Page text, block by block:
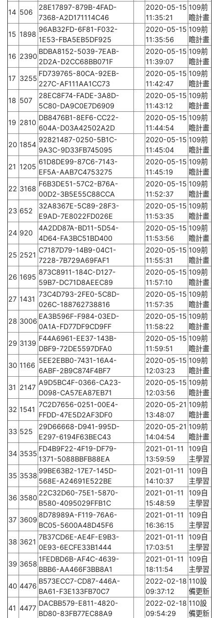
14 506
28E17897-879B-4FAD-
7368-A2D171114C46
2020-05-15
11:35:21
109前
瞻計畫
15 1898
96AB32FD-6F81-F032-
1E53-FBA5EB5DF925
2020-05-15
11:35:56
109前
瞻計畫
16 2390
BDBA8152-5039-7EAB-
2D2A-D2CC68BB071F
2020-05-15
11:39:07
109前
瞻計畫
17 3255
FD739765-80CA-92EB-
227C-AF111AA1CC73
2020-05-15
11:42:47
109前
瞻計畫
18 507
28EC8F74-FADE-3A8D-
5C80-DA9C0E7D6909
2020-05-15
11:43:12
109前
瞻計畫
19 2810
DB8476B1-8EF6-CC22-
604A-D03A42502A2D
2020-05-15
11:44:54
109前
瞻計畫
20 1854
92821487-0250-5B1C-
9A3C-9D33FB745095
2020-05-15
11:45:04
109前
瞻計畫
21 1205
61D8DE99-87C6-7143-
EF5A-AAB7C4753275
2020-05-15
11:45:19
109前
瞻計畫
22 3168
F6B3DE51-57C2-B76A-
00D2-3B5E55C88CCA
2020-05-15
11:52:37
109前
瞻計畫
23 652
32A8367E-5C89-28F3-
E9AD-7E8022FD026E
2020-05-15
11:53:35
109前
瞻計畫
24 920
4A2DD87A-BD11-5D54-
4D64-FA3BC51BD400
2020-05-15
11:53:56
109前
瞻計畫
25 2521
C7187D79-14B9-04C1-
7228-7B729A69FAF1
2020-05-15
11:55:31
109前
瞻計畫
26 1695
873C8911-184C-D127-
59B7-DC71D8AEEC89
2020-05-15
11:57:10
109前
瞻計畫
27 1431
73C4D793-2FE0-5C8D-
026C-188762738816
2020-05-15
11:57:35
109前
瞻計畫
28 3006
EA3B596F-F984-03ED-
0A1A-FD77DF9CD9FF
2020-05-15
11:58:22
109前
瞻計畫
29 3139
F44A6961-EE37-143B-
DBF9-72DE5597DFA0
2020-05-15
11:59:51
109前
瞻計畫
30 1166
5EE2EBB0-7431-16A4-
6ABF-2B9C874F4BF7
2020-05-15
12:03:23
109前
瞻計畫
31 2147
A9D5BC4F-0366-CA23-
D098-CA57EA87EB71
2020-05-15
12:03:56
109前
瞻計畫
32 1541
7C2D7656-0251-00E4-
FFDD-47E5D2AF3DF0
2020-05-21
13:48:07
109前
瞻計畫
33 525
29D66668-D941-995D-
E297-6194F63BEC43
2020-05-21
14:04:54
109前
瞻計畫
34 3535
FD4B9F22-4F19-DF79-
1371-5088BBFB88EA
2021-01-11
13:59:59
109自
主學習
35 3538
99BE63B2-17E7-145D-
568E-A24691E522BE
2021-01-11
14:10:37
109自
主學習
36 3580
22C32D60-75E1-5870-
B580-4095029FFB1C
2021-01-11
15:48:59
109自
主學習
37 3609
8D78989A-F119-76A6-
BC05-5600A48D45F6
2021-01-11
16:36:15
109自
主學習
38 3621
7B37CD6E-AE4F-E9B3-
0E93-6ECFE33B1444
2021-01-11
17:03:51
109自
主學習
39 3658
1FEDBD6B-AF4C-4639-
BBB6-AA466F3BB8A1
2021-01-11
18:11:54
109自
主學習
40 4476
B573ECC7-CD87-446A-
BA61-F3E133FB70C7
2022-02-18
09:37:12
110設
備更新
41 4477
DACBB579-E811-4820-
BD80-83FB77EC88A9
2022-02-18
09:54:29
110設
備更新